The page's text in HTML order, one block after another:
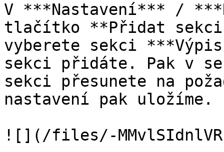
V ***Nastavení*** /
tlačítko **Přidat
vyberete sekci
sekci přidáte. Pak v
sekci přesunete na
nastavení pak uložíme.
![](/files/-